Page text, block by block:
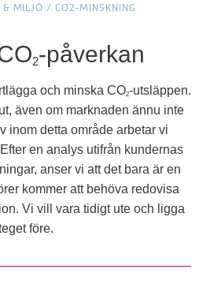
& MILJÖ / CO2-MINSKNING
2-påverkan
och minska CO2-utsläppen.
även om marknaden ännu inte
inom detta område arbetar vi
en analys utifrån kundernas
anser vi att det bara är en
kommer att behöva redovisa
Vi vill vara tidigt ute och ligga
före.